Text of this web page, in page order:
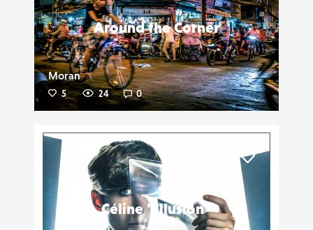
Around the Corner
Moran
5 24 0
Céline "Illusion"